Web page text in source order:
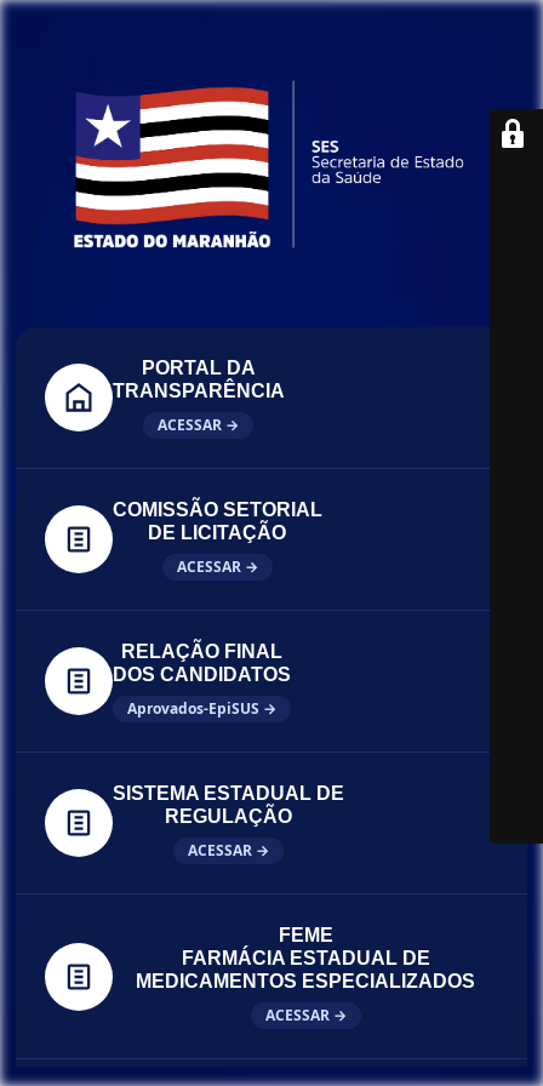
PORTAL DA
TRANSPARÊNCIA
ACESSAR →
COMISSÃO SETORIAL
DE LICITAÇÃO
ACESSAR →
RELAÇÃO FINAL
DOS CANDIDATOS
Aprovados-EpiSUS →
SISTEMA ESTADUAL DE
REGULAÇÃO
ACESSAR →
FEME
FARMÁCIA ESTADUAL DE
MEDICAMENTOS ESPECIALIZADOS
ACESSAR →